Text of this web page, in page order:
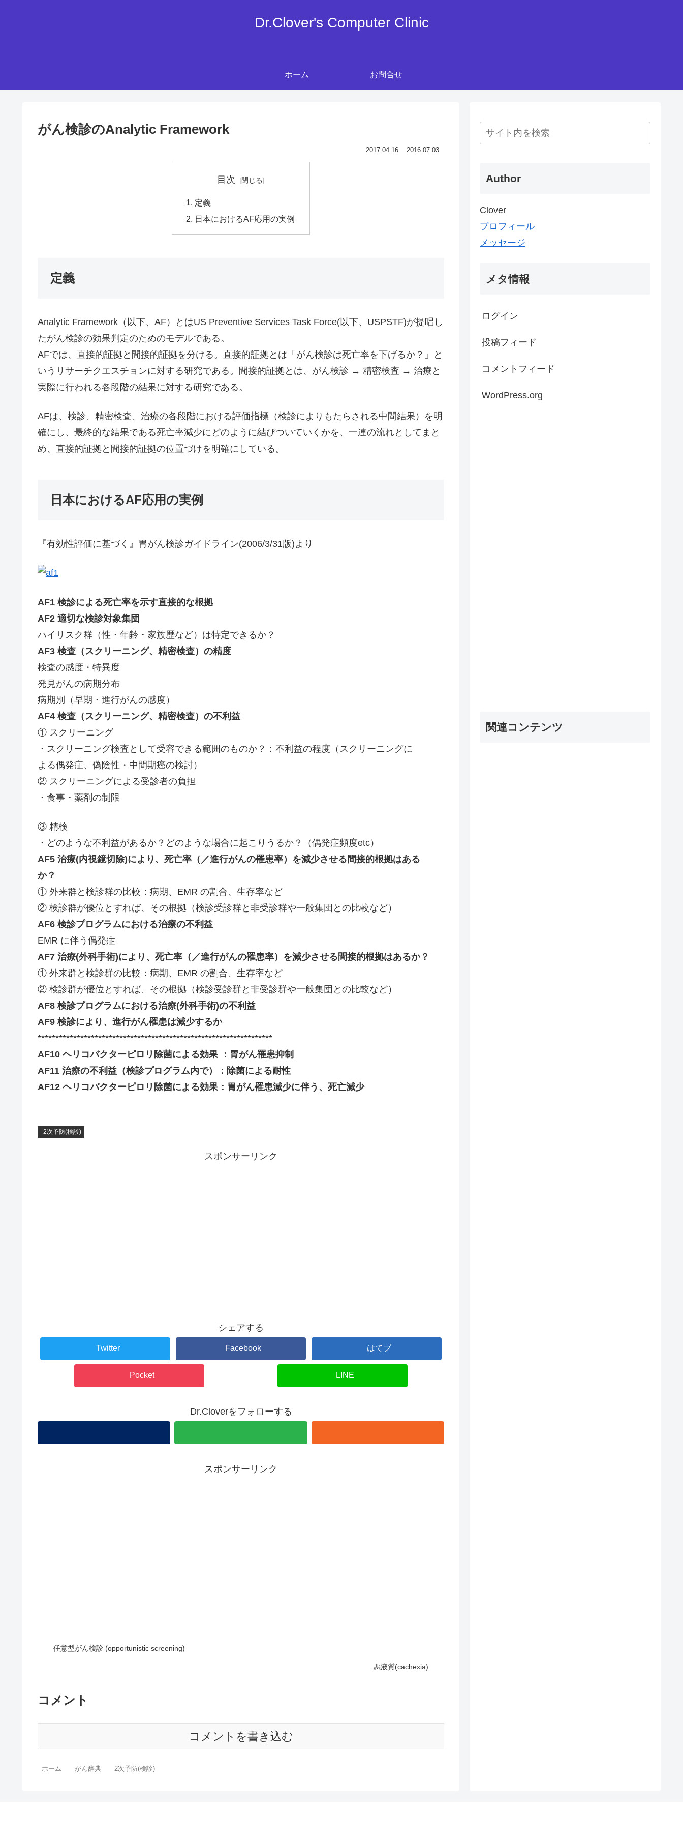
Dr.Clover's Computer Clinic
ホーム お問合せ
がん検診のAnalytic Framework
2017.04.16 2016.07.03
目次
定義
日本におけるAF応用の実例
定義
Analytic Framework（以下、AF）とはUS Preventive Services Task Force(以下、USPSTF)が提唱し
たがん検診の効果判定のためのモデルである。
AFでは、直接的証拠と間接的証拠を分ける。直接的証拠とは「がん検診は死亡率を下げるか？」と
いうリサーチクエスチョンに対する研究である。間接的証拠とは、がん検診 → 精密検査 → 治療と
実際に行われる各段階の結果に対する研究である。
AFは、検診、精密検査、治療の各段階における評価指標（検診によりもたらされる中間結果）を明
確にし、最終的な結果である死亡率減少にどのように結びついていくかを、一連の流れとしてまと
め、直接的証拠と間接的証拠の位置づけを明確にしている。
日本におけるAF応用の実例
『有効性評価に基づく』胃がん検診ガイドライン(2006/3/31版)より
AF1 検診による死亡率を示す直接的な根拠
AF2 適切な検診対象集団
ハイリスク群（性・年齢・家族歴など）は特定できるか？
AF3 検査（スクリーニング、精密検査）の精度
検査の感度・特異度
発見がんの病期分布
病期別（早期・進行がんの感度）
AF4 検査（スクリーニング、精密検査）の不利益
① スクリーニング
・スクリーニング検査として受容できる範囲のものか？：不利益の程度（スクリーニングに
よる偶発症、偽陰性・中間期癌の検討）
② スクリーニングによる受診者の負担
・食事・薬剤の制限
③ 精検
・どのような不利益があるか？どのような場合に起こりうるか？（偶発症頻度etc）
AF5 治療(内視鏡切除)により、死亡率（／進行がんの罹患率）を減少させる間接的根拠はある
か？
① 外来群と検診群の比較：病期、EMR の割合、生存率など
② 検診群が優位とすれば、その根拠（検診受診群と非受診群や一般集団との比較など）
AF6 検診プログラムにおける治療の不利益
EMR に伴う偶発症
AF7 治療(外科手術)により、死亡率（／進行がんの罹患率）を減少させる間接的根拠はあるか？
① 外来群と検診群の比較：病期、EMR の割合、生存率など
② 検診群が優位とすれば、その根拠（検診受診群と非受診群や一般集団との比較など）
AF8 検診プログラムにおける治療(外科手術)の不利益
AF9 検診により、進行がん罹患は減少するか
******************************************************************
AF10 ヘリコバクターピロリ除菌による効果 ：胃がん罹患抑制
AF11 治療の不利益（検診プログラム内で）：除菌による耐性
AF12 ヘリコバクターピロリ除菌による効果：胃がん罹患減少に伴う、死亡減少
2次予防(検診)
スポンサーリンク
シェアする
Twitter Facebook はてブ
Pocket LINE
Dr.Cloverをフォローする
スポンサーリンク
任意型がん検診 (opportunistic screening)
悪液質(cachexia)
コメント
コメントを書き込む
ホーム がん辞典 2次予防(検診)
Author
Clover
プロフィール
メッセージ
メタ情報
ログイン
投稿フィード
コメントフィード
WordPress.org
関連コンテンツ